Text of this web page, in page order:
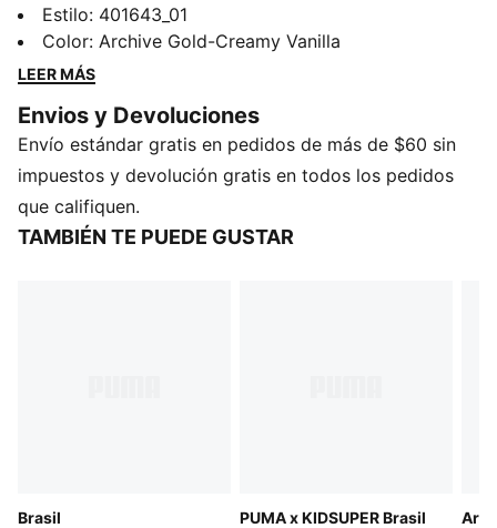
PUMA y las reinventa para una nueva generación. Con
su un empeine de gamuza de efecto desteñido,
detalles de lámina dorada y una lengüeta de gamuza
guardarropa diario.
DETALLES
Ancho regular
Empeine de gamuza con efecto desgastado
Cierre con cordones
Estilo: 401643_01
Color: Archive Gold-Creamy Vanilla
LEER MÁS
Envios y Devoluciones
Envío estándar gratis en pedidos de más de $60 sin
impuestos y devolución gratis en todos los pedidos
que califiquen.
TAMBIÉN TE PUEDE GUSTAR
Brasil
PUMA x KIDSUPER Brasil